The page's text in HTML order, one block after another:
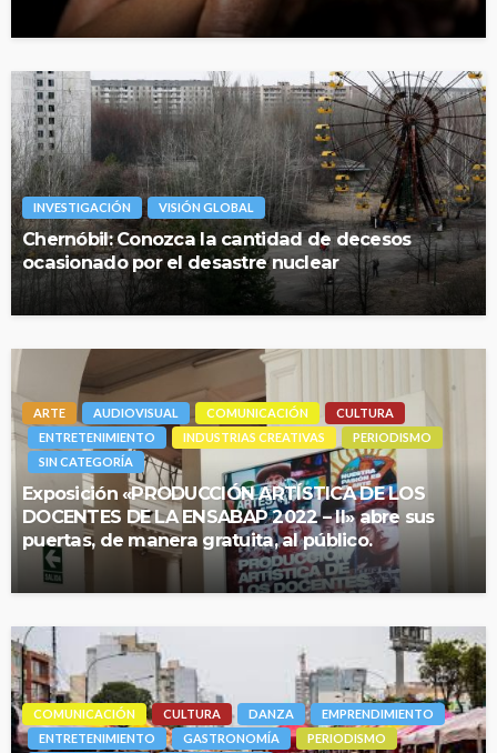
INVESTIGACIÓN VISIÓN GLOBAL
Chernóbil: Conozca la cantidad de decesos
ocasionado por el desastre nuclear
ARTE AUDIOVISUAL COMUNICACIÓN
CULTURA
ENTRETENIMIENTO
INDUSTRIAS CREATIVAS
PERIODISMO
SIN CATEGORÍA
Exposición «PRODUCCIÓN ARTÍSTICA DE LOS
DOCENTES DE LA ENSABAP 2022 – II» abre sus
puertas, de manera gratuita, al público.
COMUNICACIÓN CULTURA DANZA
EMPRENDIMIENTO
ENTRETENIMIENTO
GASTRONOMÍA
PERIODISMO